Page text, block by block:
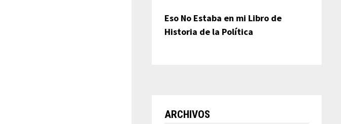
Eso No Estaba en mi Libro de
Historia de la Política
ARCHIVOS